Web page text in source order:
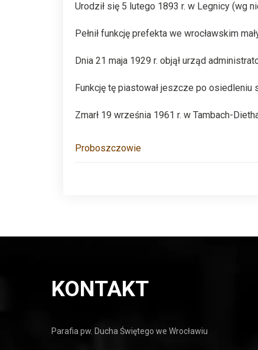
Urodził się 5 lutego 1893 r. w Legnicy (wg
Pełnił funkcję prefekta we wrocławskim
Dnia 21 maja 1929 r. objął urząd
Funkcję tę piastował jeszcze po osiedleniu
Zmarł 19 września 1961 r. w Tambach-
Proboszczowie
KONTAKT
Parafia pw. Ducha Świętego we Wrocławiu